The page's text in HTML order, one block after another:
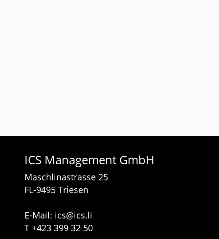
ICS Management GmbH
Maschlinastrasse 25
FL-9495 Triesen
E-Mail: ics@ics.li
T +423 399 32 50